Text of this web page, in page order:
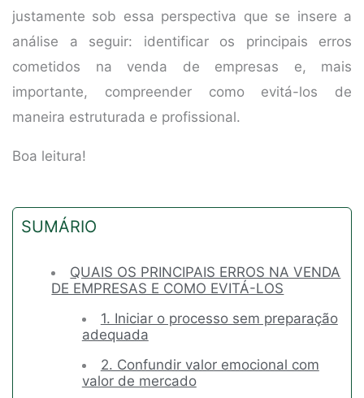
justamente sob essa perspectiva que se insere a
análise a seguir: identificar os principais erros
cometidos na venda de empresas e, mais
importante, compreender como evitá-los de
maneira estruturada e profissional.
Boa leitura!
SUMÁRIO
QUAIS OS PRINCIPAIS ERROS NA VENDA
DE EMPRESAS E COMO EVITÁ-LOS
1. Iniciar o processo sem preparação
adequada
2. Confundir valor emocional com
valor de mercado